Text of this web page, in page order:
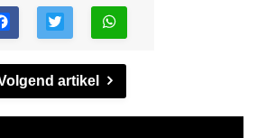
artikel